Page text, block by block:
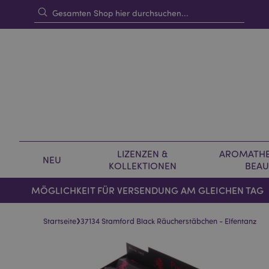
NEU
LIZENZEN &
KOLLEKTIONEN
MÖGLICHKEIT FÜR VERSENDUNG AM GLEICHEN TAG
Startseite›37134 Stamford Black Räucherstäbchen - Elfentanz